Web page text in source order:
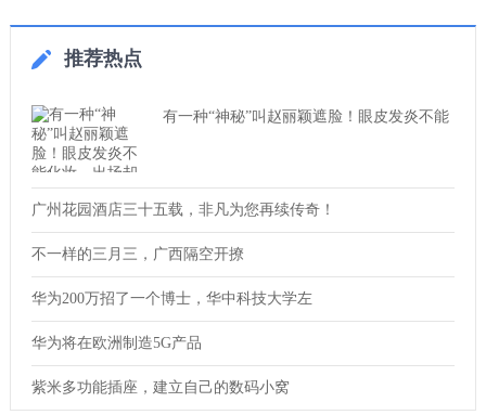
推荐热点
有一种“神秘”叫赵丽颖遮脸！眼皮发炎不能
广州花园酒店三十五载，非凡为您再续传奇！
不一样的三月三，广西隔空开撩
华为200万招了一个博士，华中科技大学左
华为将在欧洲制造5G产品
紫米多功能插座，建立自己的数码小窝